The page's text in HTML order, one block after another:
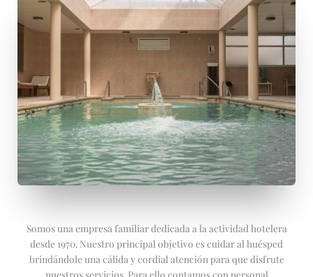
Somos una empresa familiar dedicada a la actividad hotelera
desde 1970. Nuestro principal objetivo es cuidar al huésped
brindándole una cálida y cordial atención para que disfrute
nuestros servicios. Para ello contamos con personal